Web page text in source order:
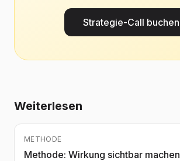
Strategie-Call buchen
Weiterlesen
METHODE
Methode: Wirkung sichtbar machen